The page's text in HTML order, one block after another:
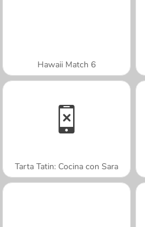
Hawaii Match 6
Tarta Tatin: Cocina con Sara